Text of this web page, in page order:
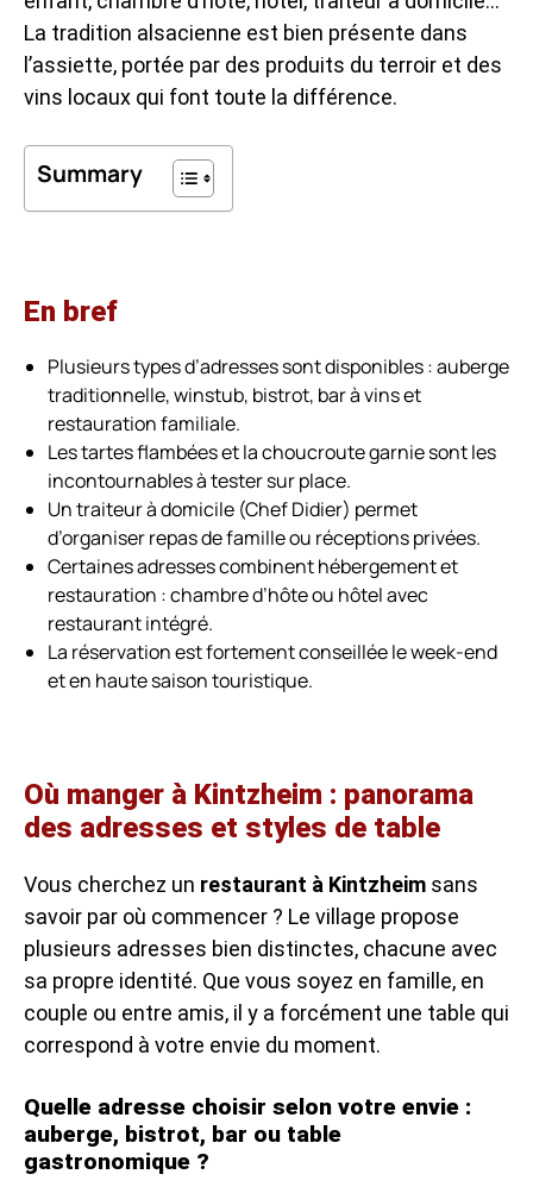
La tradition alsacienne est bien présente dans
l’assiette, portée par des produits du terroir et des
vins locaux qui font toute la différence.
Summary
En bref
Plusieurs types d’adresses sont disponibles : auberge
traditionnelle, winstub, bistrot, bar à vins et
restauration familiale.
Les tartes flambées et la choucroute garnie sont les
incontournables à tester sur place.
Un traiteur à domicile (Chef Didier) permet
d’organiser repas de famille ou réceptions privées.
Certaines adresses combinent hébergement et
restauration : chambre d’hôte ou hôtel avec
restaurant intégré.
La réservation est fortement conseillée le week-end
et en haute saison touristique.
Où manger à Kintzheim : panorama
des adresses et styles de table
Vous cherchez un restaurant à Kintzheim sans
savoir par où commencer ? Le village propose
plusieurs adresses bien distinctes, chacune avec
sa propre identité. Que vous soyez en famille, en
couple ou entre amis, il y a forcément une table qui
correspond à votre envie du moment.
Quelle adresse choisir selon votre envie :
auberge, bistrot, bar ou table
gastronomique ?